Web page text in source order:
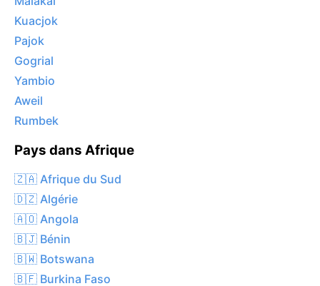
Kuacjok
Pajok
Gogrial
Yambio
Aweil
Rumbek
Pays dans Afrique
🇿🇦 Afrique du Sud
🇩🇿 Algérie
🇦🇴 Angola
🇧🇯 Bénin
🇧🇼 Botswana
🇧🇫 Burkina Faso